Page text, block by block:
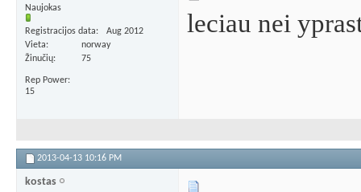
Naujokas
Registracijos data
Aug 2012
Vieta
norway
Žinučių
75
Rep Power
15
leciau nei
2013-04-13 10:16 PM
kostas